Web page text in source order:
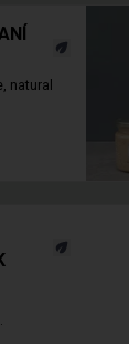
natural